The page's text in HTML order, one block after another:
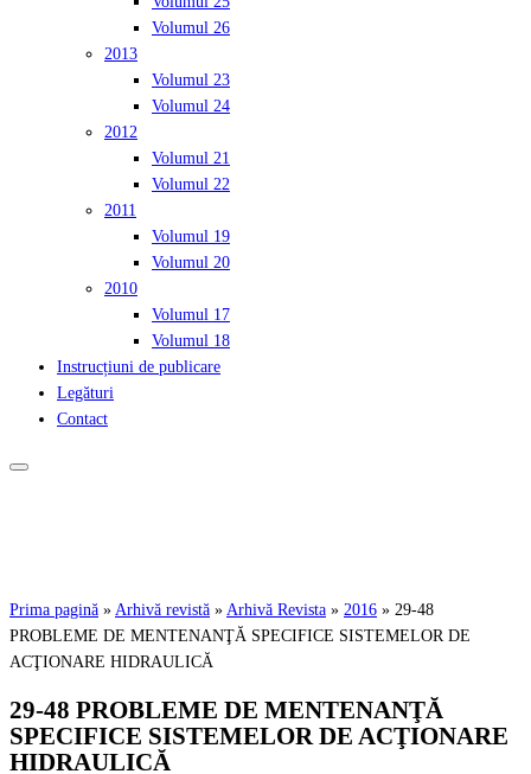
Volumul 26
2013
Volumul 23
Volumul 24
2012
Volumul 21
Volumul 22
2011
Volumul 19
Volumul 20
2010
Volumul 17
Volumul 18
Instrucțiuni de publicare
Legături
Contact
Prima pagină » Arhivă revistă » Arhivă Revista » 2016 » 29-48
PROBLEME DE MENTENANŢĂ SPECIFICE SISTEMELOR DE
ACŢIONARE HIDRAULICĂ
29-48 PROBLEME DE MENTENANŢĂ
SPECIFICE SISTEMELOR DE ACŢIONARE
HIDRAULICĂ